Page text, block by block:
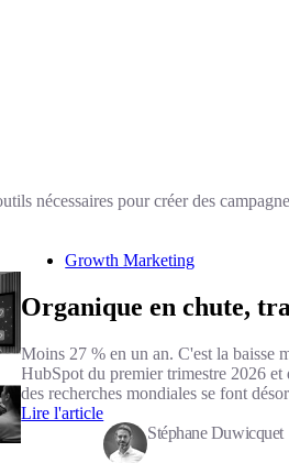
nécessaires pour créer des
Growth Marketing
Organique en chute,
Moins 27 % en un an. C'est la baisse
HubSpot du premier trimestre 2026
des recherches mondiales se font
Lire l'article
Stéphane Duwicquet